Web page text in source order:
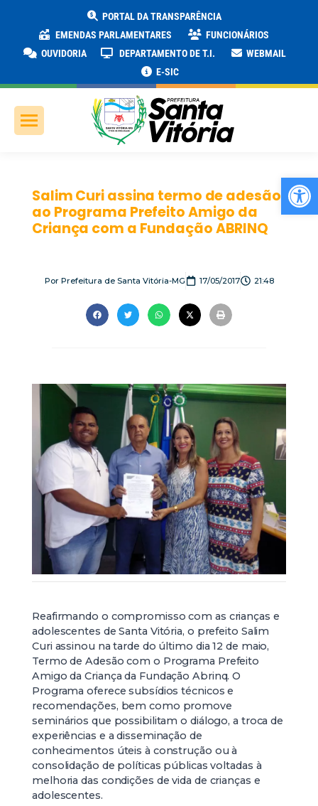
PORTAL DA TRANSPARÊNCIA
EMENDAS PARLAMENTARES
FUNCIONÁRIOS
OUVIDORIA
DEPARTAMENTO DE T.I.
WEBMAIL
E-SIC
Salim Curi assina termo de adesão
ao Programa Prefeito Amigo da
Criança com a Fundação ABRINQ
PorPrefeitura de Santa Vitória-MG 17/05/2017 21:48
Reafirmando o compromisso com as crianças e
adolescentes de Santa Vitória, o prefeito Salim
Curi assinou na tarde do último dia 12 de maio,
Termo de Adesão com o Programa Prefeito
Amigo da Criança da Fundação Abrinq. O
Programa oferece subsídios técnicos e
recomendações, bem como promove
seminários que possibilitam o diálogo, a troca de
experiências e a disseminação de
conhecimentos úteis à construção ou à
consolidação de políticas públicas voltadas à
melhoria das condições de vida de crianças e
adolescentes.